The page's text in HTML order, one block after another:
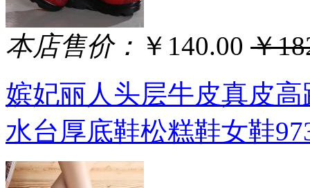
本店售价： ￥140.00 ￥
嫔妃丽人头层牛皮真皮
水台厚底鞋松糕鞋女鞋